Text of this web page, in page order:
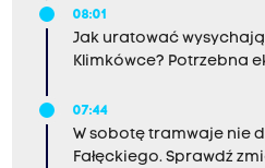
08:01
Jak uratować
Klimkówce? Potrzebna
07:44
W sobotę tramwaje nie
Fałęckiego. Sprawdź